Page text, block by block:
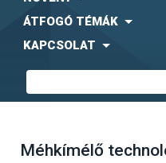
ÁTFOGÓ TÉMÁK
KAPCSOLAT
Méhkímélő